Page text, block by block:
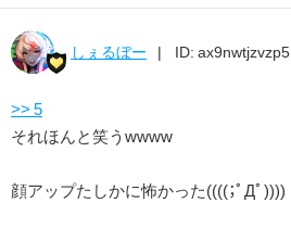
しぇるぼー ID: ax9nwtjzvzp5
>> 5
それほんと笑うwwww
顔アップたしかに怖かった((((；ﾟДﾟ))))